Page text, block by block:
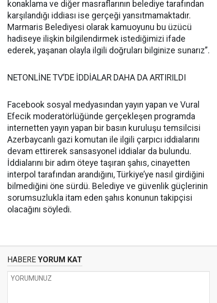
konaklama ve diğer masraflarının belediye tarafından
karşılandığı iddiası ise gerçeği yansıtmamaktadır.
Marmaris Belediyesi olarak kamuoyunu bu üzücü
hadiseye ilişkin bilgilendirmek istediğimizi ifade
ederek, yaşanan olayla ilgili doğruları bilginize sunarız”.
NETONLİNE TV’DE İDDİALAR DAHA DA ARTIRILDI
Facebook sosyal medyasından yayın yapan ve Vural
Efecik moderatörlüğünde gerçekleşen programda
internetten yayın yapan bir basın kuruluşu temsilcisi
Azerbaycanlı gazi komutan ile ilgili çarpıcı iddialarını
devam ettirerek sansasyonel iddialar da bulundu.
İddialarını bir adım öteye taşıran şahıs, cinayetten
interpol tarafından arandığını, Türkiye’ye nasıl girdiğini
bilmediğini öne sürdü. Belediye ve güvenlik güçlerinin
sorumsuzlukla itam eden şahıs konunun takipçisi
olacağını söyledi.
HABERE YORUM KAT